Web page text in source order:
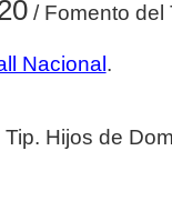
/ Fomento del
Nacional .
Tip. Hijos de